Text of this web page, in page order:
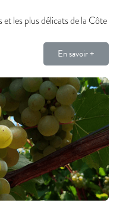
les plus délicats de la Côte
En savoir +